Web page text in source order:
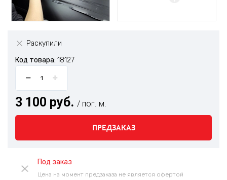
Раскупили
Код товара: 18127
3 100 руб. / пог. м.
ПРЕДЗАКАЗ
Под заказ
Цена на момент предзаказа не является офертой